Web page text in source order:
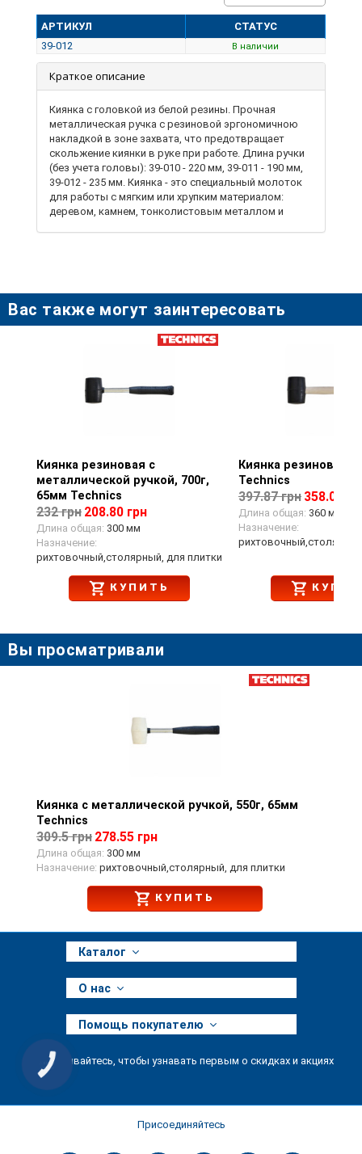
АРТИКУЛ
СТАТУС
39-012
В наличии
Краткое описание
Киянка с головкой из белой резины. Прочная
металлическая ручка с резиновой эргономичною
накладкой в зоне захвата, что предотвращает
скольжение киянки в руке при работе. Длина ручки
(без учета головы): 39-010 - 220 мм, 39-011 - 190 мм,
39-012 - 235 мм. Киянка - это специальный молоток
для работы с мягким или хрупким материалом:
деревом, камнем, тонколистовым металлом и
других видов работ. Работа киянкой позволяет не
повредить рукоятку стамески и другого режущего
инструмента. Голова надежно крепится к ручке с
при её формировании. А также киянка применяется
при сборке и разборке мебели и механизмов.
Вас также могут заинтересовать
Просмотр товара
Киянка резиновая с
металлической ручкой, 700г,
65мм Technics
232 грн 208.80 грн
Длина общая: 300 мм
Назначение:
рихтовочный,столярный, для плитки
КУПИТЬ
Просмотр
Киянка резиновая
Technics
397.87 грн 358.08
Длина общая: 360 мм
Назначение:
Вы просматривали
Просмотр товара
Киянка с металлической ручкой, 550г, 65мм
Technics
309.5 грн 278.55 грн
Длина общая: 300 мм
Назначение: рихтовочный,столярный, для плитки
КУПИТЬ
Каталог
О нас
Помощь покупателю
Подписывайтесь, чтобы узнавать первым о скидках и акциях
Присоединяйтесь
КНОПКА
ЗВ'ЯЗКУ